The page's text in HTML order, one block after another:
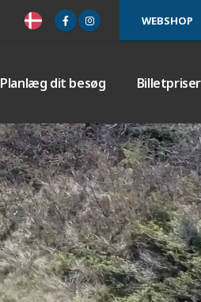
WEBSHOP
Planlæg dit besøg